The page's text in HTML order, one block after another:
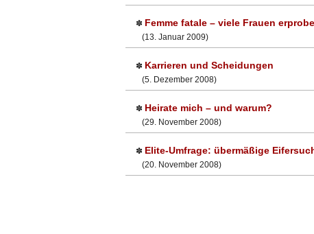
✽ Femme fatale – viele Frauen
(13. Januar 2009)
✽ Karrieren und Scheidungen
(5. Dezember 2008)
✽ Heirate mich – und warum?
(29. November 2008)
✽ Elite-Umfrage: übermäßige
(20. November 2008)